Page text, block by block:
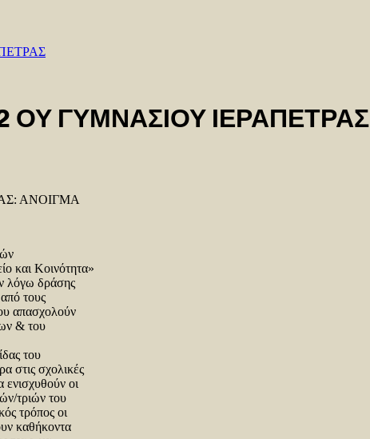
ΟΥ ΓΥΜΝΑΣΙΟΥ ΙΕΡΑΠΕΤΡΑΣ
ΑΝΟΙΓΜΑ
και Κοινότητα»
λόγω δράσης
τους
απασχολούν
& του
του
στις σχολικές
ενισχυθούν οι
τριών του
τρόπος οι
καθήκοντα